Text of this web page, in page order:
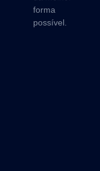
forma
possível.